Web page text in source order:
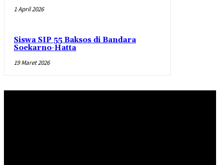
1 April 2026
Siswa SIP 55 Baksos di Bandara
Soekarno-Hatta
19 Maret 2026